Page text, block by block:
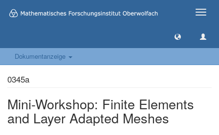
Toggle
Dokumentanzeige
0345a
Mini-Workshop: Finite Elements
and Layer Adapted Meshes